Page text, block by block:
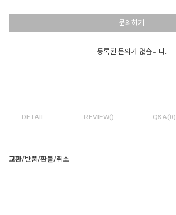
문의하기
등록된 문의가 없습니다.
DETAIL REVIEW() Q&A(0)
교환/반품/환불/취소